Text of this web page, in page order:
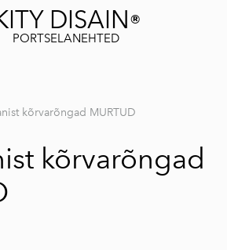
DISAIN®
PORTSELANEHTED
Vaata ostukorvi
kõrvarõngad MURTUD
kõrvarõngad